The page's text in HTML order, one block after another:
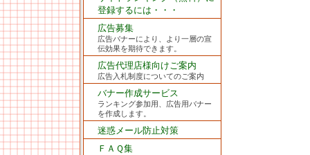
登録するには・・・
広告募集
広告バナーにより、より一層の宣
伝効果を期待できます。
広告代理店様向けご案内
広告入札制度についてのご案内
バナー作成サービス
ランキング参加用、広告用バナー
を作成します。
迷惑メール防止対策
ＦＡＱ集